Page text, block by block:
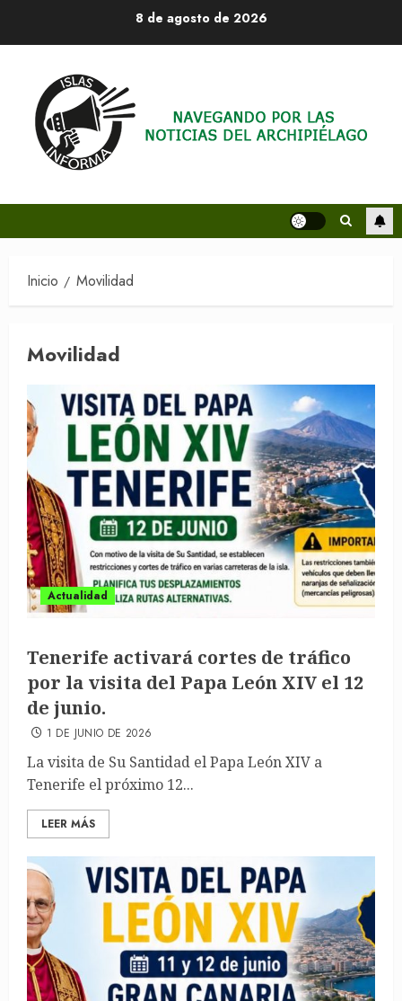
8 de agosto de 2026
Inicio Movilidad
Movilidad
Actualidad
Tenerife activará cortes de tráfico
por la visita del Papa León XIV el 12
de junio.
1 DE JUNIO DE 2026
La visita de Su Santidad el Papa León XIV a
Tenerife el próximo 12...
LEER MÁS